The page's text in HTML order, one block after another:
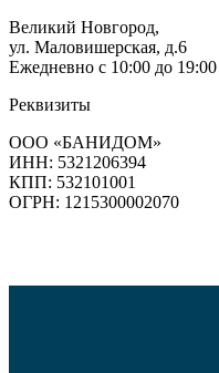
Великий Новгород,
ул. Маловишерская, д.6
Ежедневно с 10:00 до 19:00
Реквизиты
ООО «БАНИДОМ»
ИНН: 5321206394
КПП: 532101001
ОГРН: 1215300002070